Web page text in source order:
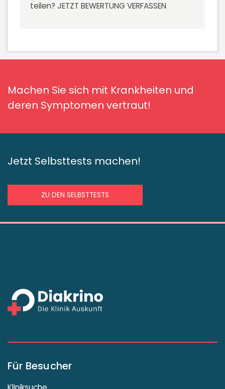
teilen? JETZT BEWERTUNG VERFASSEN
Machen Sie sich mit Krankheiten und
deren Symptomen vertraut!
Jetzt Selbsttests machen!
ZU DEN SELBSTTESTS
Für Besucher